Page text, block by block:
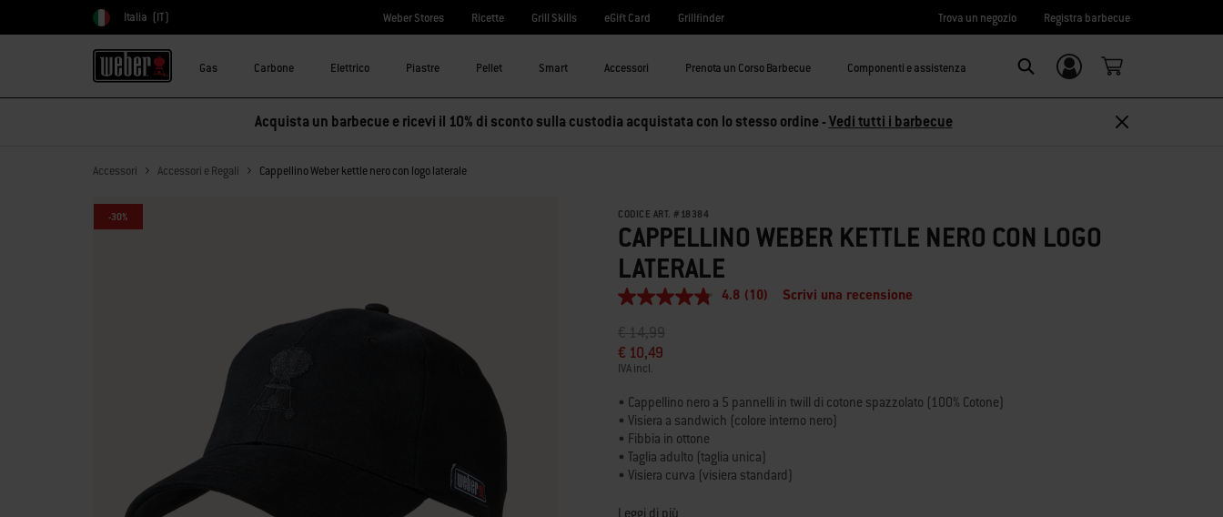
Scegli paese
Italia (IT) Weber Stores Ricette Grill Skills eGift Card Grillfinder Trova un negozio Registra barbecue
Gas Carbone Elettrico Piastre Pellet Smart Accessori Prenota un Corso Barbecue Componenti e assistenza
Accedi/
Registrati
Acquista un barbecue e ricevi il 10% di sconto sulla custodia acquistata con lo stesso ordine -Vedi tutti i barbecue
Accessori Accessori e Regali Cappellino Weber kettle nero con logo laterale
-30% CODICE ART. # 18384
CAPPELLINO WEBER KETTLE NERO CON LOGO
LATERALE
4.8
su
5
,
valore
valutazione
medio.
Read
10
Reviews.
Stesso
alla
4.8 (10) Scrivi una recensione
Prezzo ridotto da
€ 14,99a
€ 10,49
IVA incl.
• Cappellino nero a 5 pannelli in twill di cotone spazzolato (100% Cotone)
• Visiera a sandwich (colore interno nero)
• Fibbia in ottone
• Taglia adulto (taglia unica)
• Visiera curva (visiera standard)
• Logo laterale WEBER
Leggi di più